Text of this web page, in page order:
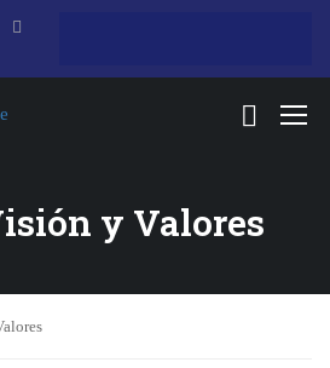
y Valores